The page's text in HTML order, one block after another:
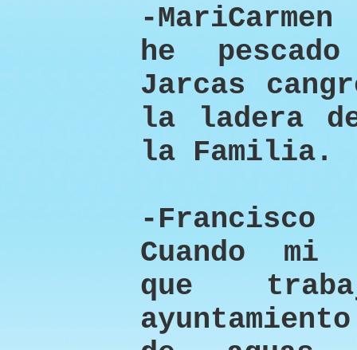
-
he
Jarcas
la ladera
la Familia.
-Francisco
Cuando mi
que